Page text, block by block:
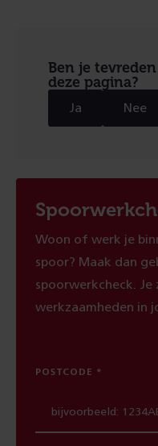
Ben je
deze pagina?
Ja Nee
Woon of werk je
spoor? Maak dan
spoorwerkcheck.
werkzaamheden in
POSTCODE